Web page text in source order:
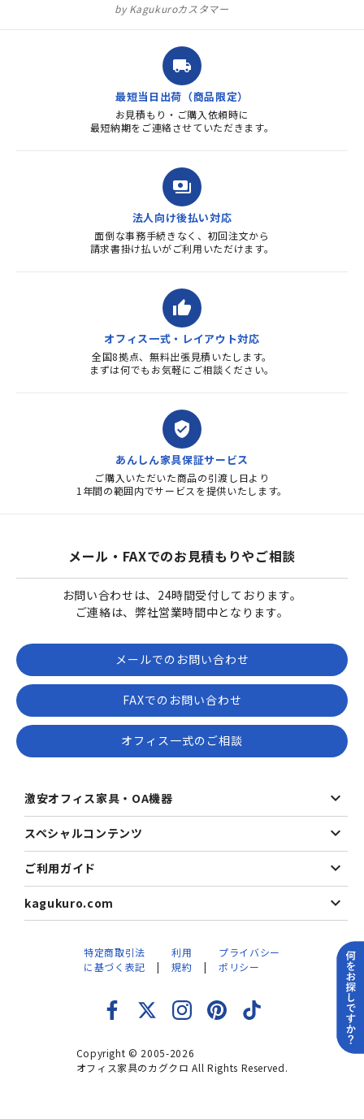
ュラル」としてしまいました。
ました。商品到着も早く、品
質・使いやすさで満足していま
す。また、リピートするときは
よろしくお...
Kagukuroカスタマー
local_shipping
最短当日出荷（商品限定）
お見積もり・ご購入依頼時に
最短納期をご連絡させていただきます。
payments
法人向け後払い対応
面倒な事務手続きなく、初回注文から
請求書掛け払いがご利用いただけます。
thumb_up
オフィス一式・レイアウト対応
全国8拠点、無料出張見積いたします。
まずは何でもお気軽にご相談ください。
verified_user
あんしん家具保証サービス
ご購入いただいた商品の引渡し日より
1年間の範囲内でサービスを提供いたします。
メール・FAXでのお見積もりやご相談
お問い合わせは、24時間受付しております。
ご連絡は、弊社営業時間中となります。
メールでのお問い合わせ
FAXでのお問い合わせ
オフィス一式のご相談
激安オフィス家具・OA機器
スペシャルコンテンツ
ご利用ガイド
kagukuro.com
Copyright © 2005-2026
オフィス家具のカグクロ All Rights Reserved.
特定商取引法
に基づく表記
利用
規約
プライバシー
ポリシー